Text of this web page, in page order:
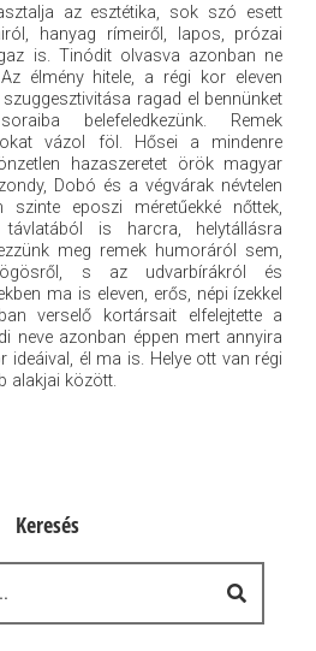
az esztétika, sok szó esett
hanyag rímeiről, lapos, prózai
is. Tinódit olvasva azonban ne
élmény hitele, a régi kor eleven
szuggesztivitása ragad el bennünket
belefeledkezünk. Remek
vázol föl. Hősei a mindenre
hazaszeretet örök magyar
Dobó és a végvárak névtelen
szinte eposzi méretűekké nőttek,
is harcra, helytállásra
meg remek humoráról sem,
s az udvarbírákról és
ma is eleven, erős, népi ízekkel
verselő kortársait elfelejtette a
neve azonban éppen mert annyira
él ma is. Helye ott van régi
alakjai között.
Keresés